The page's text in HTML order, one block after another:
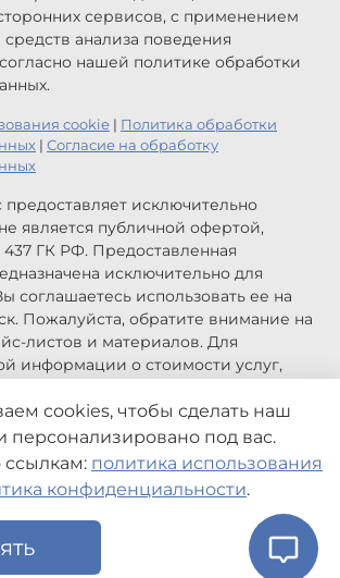
сервисов, с применением
анализа поведения
нашей политике обработки
cookie | Политика обработки
| Согласие на обработку
исключительно
является публичной офертой,
437 ГК РФ. Предоставленная
исключительно для
соглашаетесь использовать ее на
Пожалуйста, обратите внимание на
листов и материалов. Для
информации о стоимости услуг,
форму обратной связи.
сайте приведены как справочная
являются публичной офертой. Могут
любое время без предупреждения.
cookies, чтобы сделать наш
персонализировано под вас.
политика использования
конфиденциальности.